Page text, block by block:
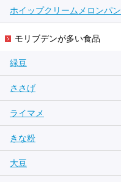
ホイップクリームメロンパン
モリブデンが多い食品
緑豆
ささげ
ライマメ
きな粉
大豆